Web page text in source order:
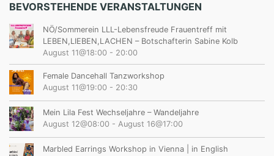
BEVORSTEHENDE VERANSTALTUNGEN
NÖ/Sommerein LLL-Lebensfreude Frauentreff mit
LEBEN,LIEBEN,LACHEN – Botschafterin Sabine Kolb
August 11@18:00 - 20:00
Female Dancehall Tanzworkshop
August 11@19:00 - 20:30
Mein Lila Fest Wechseljahre – Wandeljahre
August 12@08:00 - August 16@17:00
Marbled Earrings Workshop in Vienna | in English